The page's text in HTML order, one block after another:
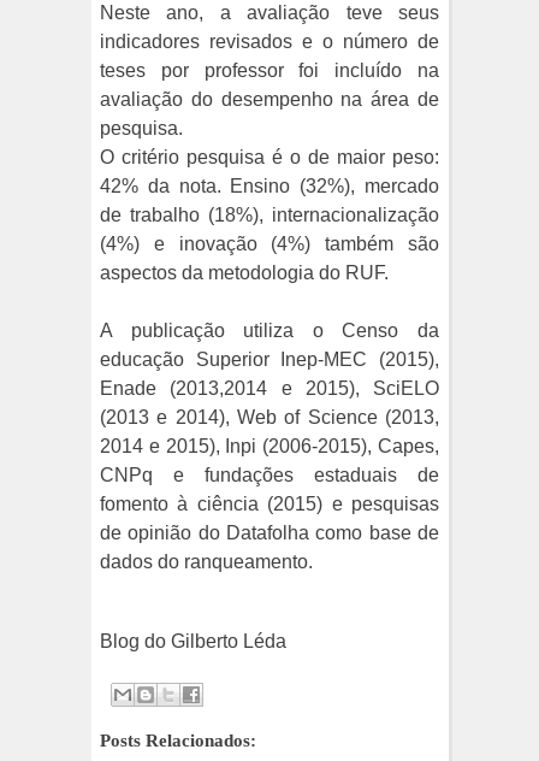
Neste ano, a avaliação teve seus
indicadores revisados e o número de
teses por professor foi incluído na
avaliação do desempenho na área de
pesquisa.
O critério pesquisa é o de maior peso:
42% da nota. Ensino (32%), mercado
de trabalho (18%), internacionalização
(4%) e inovação (4%) também são
aspectos da metodologia do RUF.
A publicação utiliza o Censo da
educação Superior Inep-MEC (2015),
Enade (2013,2014 e 2015), SciELO
(2013 e 2014), Web of Science (2013,
2014 e 2015), Inpi (2006-2015), Capes,
CNPq e fundações estaduais de
fomento à ciência (2015) e pesquisas
de opinião do Datafolha como base de
dados do ranqueamento.
Blog do Gilberto Léda
Posts Relacionados: